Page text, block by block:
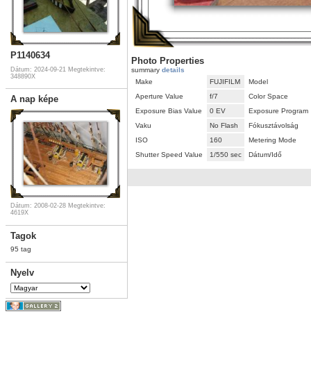
P1140634
Dátum: 2024-09-21 Megtekintve:
348890X
A nap képe
Dátum: 2008-02-28 Megtekintve:
4619X
Tagok
95 tag
Nyelv
Photo Properties
summary details
Make
FUJIFILM
Model
Aperture Value
f/7
Color Space
Exposure Bias Value
0 EV
Exposure Program
Vaku
No Flash
Fókusztávolság
ISO
160
Metering Mode
Shutter Speed Value
1/550 sec Dátum/Idő